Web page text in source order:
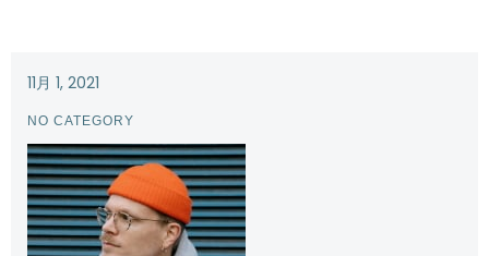
11月 1, 2021
NO CATEGORY